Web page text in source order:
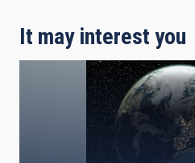
It may interest you